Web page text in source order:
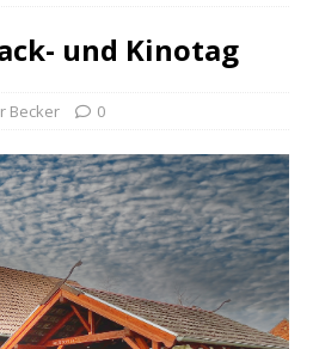
und Kinotag
Becker 0